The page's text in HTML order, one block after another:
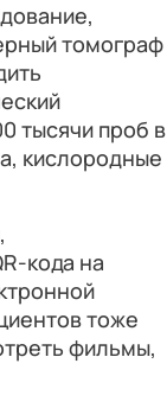
томограф
тысячи проб в
кислородные
кода на
тоже
фильмы,